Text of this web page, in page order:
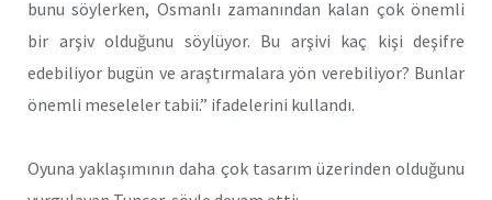
bunu söylerken, Osmanlı zamanından kalan çok önemli
bir arşiv olduğunu söylüyor. Bu arşivi kaç kişi deşifre
edebiliyor bugün ve araştırmalara yön verebiliyor? Bunlar
önemli meseleler tabii.” ifadelerini kullandı.
Oyuna yaklaşımının daha çok tasarım üzerinden olduğunu